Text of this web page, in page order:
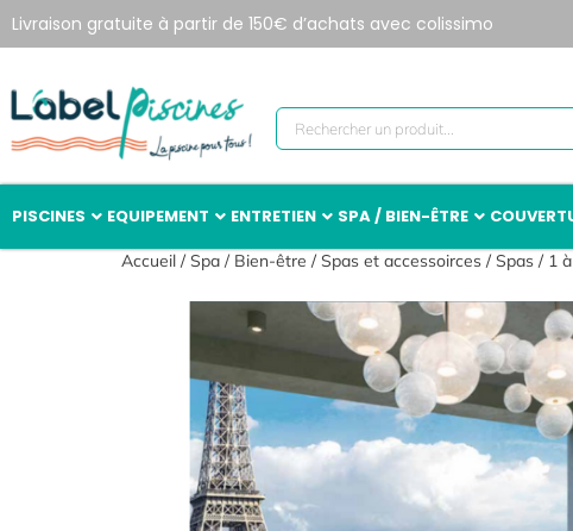
Livraison gratuite à partir de 150€ d’achats avec colissimo
PISCINES EQUIPEMENT ENTRETIEN SPA / BIEN-ÊTRE
Accueil /Spa / Bien-être /Spas et accessoirces /Spas / 1